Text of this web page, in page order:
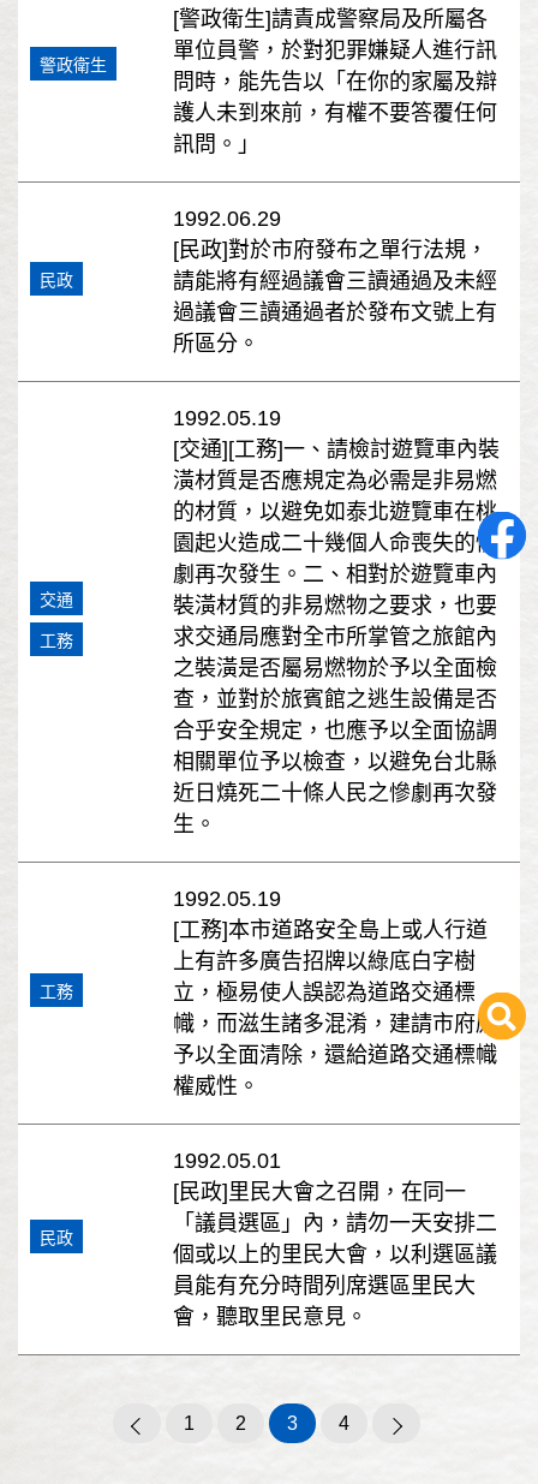
警政衛生
[警政衛生]請責成警察局及所屬各
單位員警，於對犯罪嫌疑人進行訊
問時，能先告以「在你的家屬及辯
護人未到來前，有權不要答覆任何
訊問。」
民政
1992.06.29
[民政]對於市府發布之單行法規，
請能將有經過議會三讀通過及未經
過議會三讀通過者於發布文號上有
所區分。
交通
工務
1992.05.19
[交通][工務]一、請檢討遊覽車內裝
潢材質是否應規定為必需是非易燃
的材質，以避免如泰北遊覽車在桃
園起火造成二十幾個人命喪失的慘
劇再次發生。二、相對於遊覽車內
裝潢材質的非易燃物之要求，也要
求交通局應對全市所掌管之旅館內
之裝潢是否屬易燃物於予以全面檢
查，並對於旅賓館之逃生設備是否
合乎安全規定，也應予以全面協調
相關單位予以檢查，以避免台北縣
近日燒死二十條人民之慘劇再次發
生。
工務
1992.05.19
[工務]本市道路安全島上或人行道
上有許多廣告招牌以綠底白字樹
立，極易使人誤認為道路交通標
幟，而滋生諸多混淆，建請市府應
予以全面清除，還給道路交通標幟
權威性。
民政
1992.05.01
[民政]里民大會之召開，在同一
「議員選區」內，請勿一天安排二
個或以上的里民大會，以利選區議
員能有充分時間列席選區里民大
會，聽取里民意見。
1 2 3 4